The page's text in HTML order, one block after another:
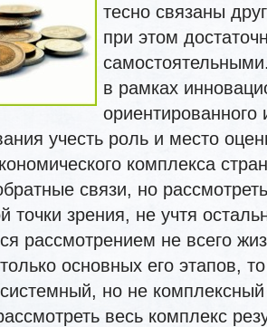
тесно связаны
при этом
в рамках
ориентированного
учесть роль и место
комплекса
связи, но
точки зрения, не учтя
рассмотрением не всего
основных его этапов,
но не
весь комплекс